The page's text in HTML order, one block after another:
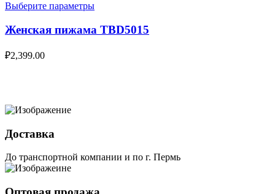
Выберите параметры
Женская пижама TBD5015
₽2,399.00
Доставка
До транспортной компании и по г. Пермь